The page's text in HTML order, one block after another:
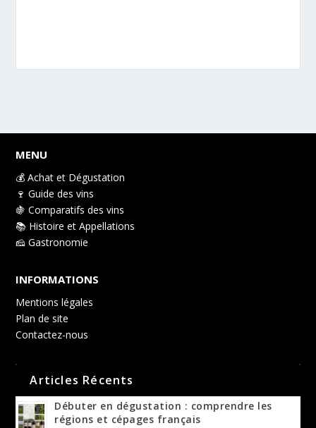
MENU
💰 Achat et Dégustation
🍷 Guide des vins
🍇 Comparatifs des vins
📚 Histoire et Appellations
🧀 Gastronomie
INFORMATIONS
Mentions légales
Plan de site
Contactez-nous
Articles Récents
Débuter en dégustation : comprendre les
régions et cépages français